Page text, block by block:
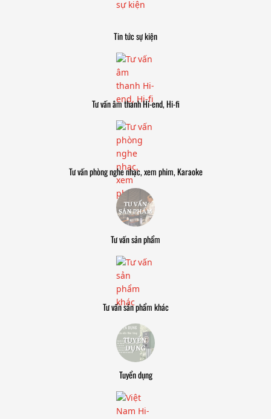
Tin tức sự kiện
Tư vấn âm thanh Hi-end, Hi-fi
Tư vấn phòng nghe nhạc, xem phim, Karaoke
Tư vấn sản phẩm
Tư vấn sản phẩm khác
Tuyển dụng